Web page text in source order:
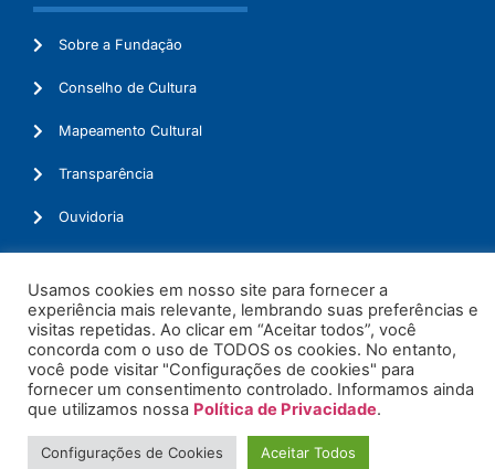
Sobre a Fundação
Conselho de Cultura
Mapeamento Cultural
Transparência
Ouvidoria
© 2026. Todos os Direitos Reservados.
Usamos cookies em nosso site para fornecer a
experiência mais relevante, lembrando suas preferências e
visitas repetidas. Ao clicar em “Aceitar todos”, você
concorda com o uso de TODOS os cookies. No entanto,
você pode visitar "Configurações de cookies" para
fornecer um consentimento controlado. Informamos ainda
que utilizamos nossa Política de Privacidade.
Configurações de Cookies Aceitar Todos